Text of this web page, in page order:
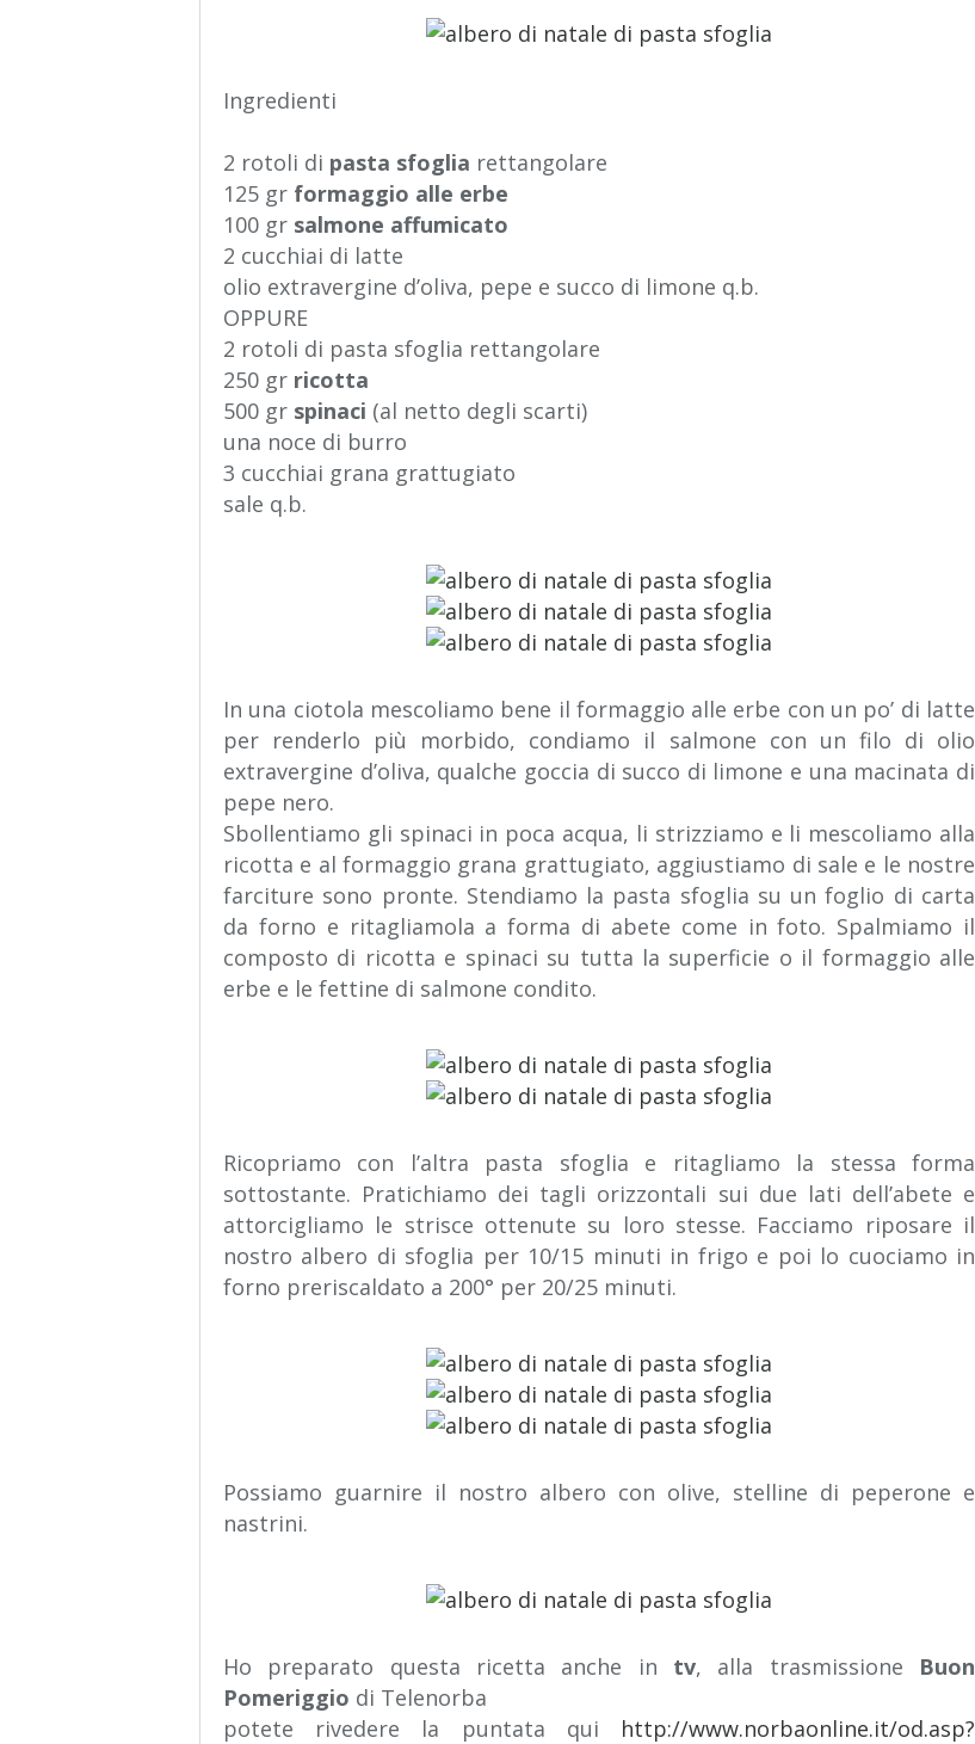
Ingredienti
2 rotoli di pasta sfoglia rettangolare
125 gr formaggio alle erbe
100 gr salmone affumicato
2 cucchiai di latte
olio extravergine d’oliva, pepe e succo di limone q.b.
OPPURE
2 rotoli di pasta sfoglia rettangolare
250 gr ricotta
500 gr spinaci (al netto degli scarti)
una noce di burro
3 cucchiai grana grattugiato
sale q.b.
In una ciotola mescoliamo bene il formaggio alle erbe con un po’ di latte
per renderlo più morbido, condiamo il salmone con un filo di olio
extravergine d’oliva, qualche goccia di succo di limone e una macinata di
pepe nero.
Sbollentiamo gli spinaci in poca acqua, li strizziamo e li mescoliamo alla
ricotta e al formaggio grana grattugiato, aggiustiamo di sale e le nostre
farciture sono pronte. Stendiamo la pasta sfoglia su un foglio di carta
da forno e ritagliamola a forma di abete come in foto. Spalmiamo il
composto di ricotta e spinaci su tutta la superficie o il formaggio alle
erbe e le fettine di salmone condito.
Ricopriamo con l’altra pasta sfoglia e ritagliamo la stessa forma
sottostante. Pratichiamo dei tagli orizzontali sui due lati dell’abete e
attorcigliamo le strisce ottenute su loro stesse. Facciamo riposare il
nostro albero di sfoglia per 10/15 minuti in frigo e poi lo cuociamo in
forno preriscaldato a 200° per 20/25 minuti.
Possiamo guarnire il nostro albero con olive, stelline di peperone e
nastrini.
Ho preparato questa ricetta anche in tv, alla trasmissione Buon
Pomeriggio di Telenorba
potete rivedere la puntata qui http://www.norbaonline.it/od.asp?